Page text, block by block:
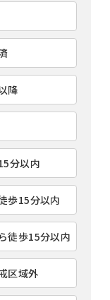
降
分以内
歩15分以内
徒歩15分以内
区域外